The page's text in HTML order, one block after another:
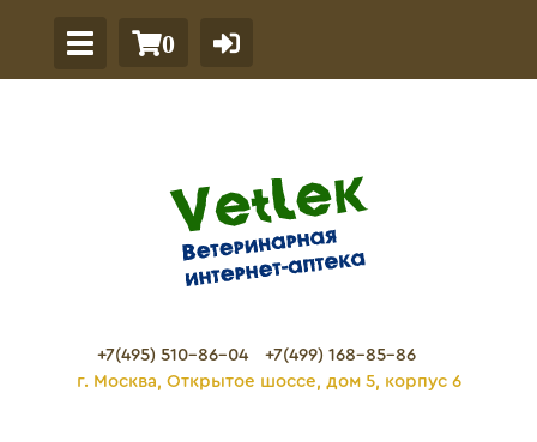
0
+7(495) 510-86-04
+7(499) 168-85-86
г. Москва, Открытое шоссе, дом 5, корпус 6